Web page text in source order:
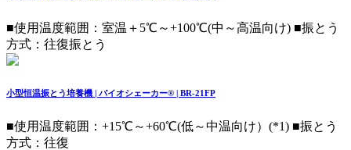
■使用温度範囲：室温＋5℃～+100℃(中～高温向け) ■振とう
方式：往復振とう
小型恒温振とう培養機 | バイオシェーカー® | BR-21FP
■使用温度範囲：+15℃～+60℃(低～中温向け）(*1) ■振とう
方式：往復